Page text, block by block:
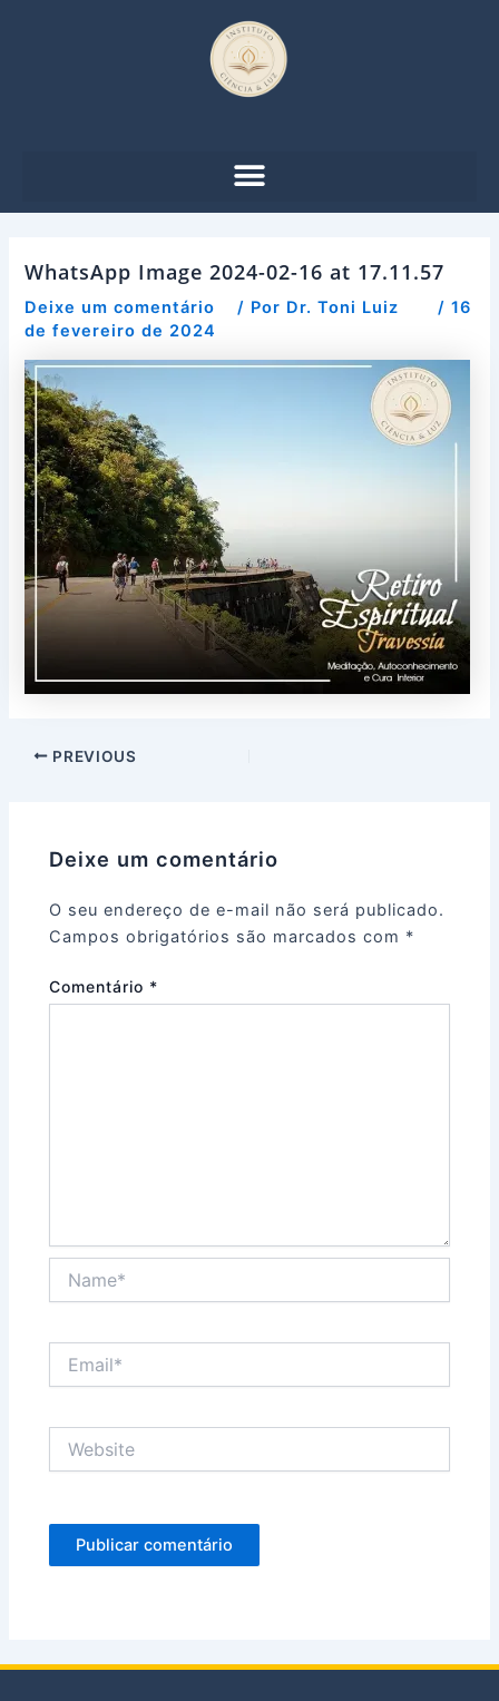
WhatsApp Image 2024-02-16 at 17.11.57
Deixe um comentário / Por Dr. Toni Luiz /16
de fevereiro de 2024
PREVIOUS
Deixe um comentário
O seu endereço de e-mail não será publicado.
Campos obrigatórios são marcados com *
Comentário *